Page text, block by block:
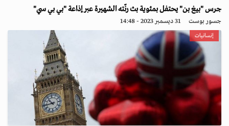
جرس "بيغ بن" يحتفل بمئوية بث رنّته الشهيرة عبر إذاعة "بي بي سي"
جسور بوست 31 ديسمبر 2023 - 14:48
إنسانيات